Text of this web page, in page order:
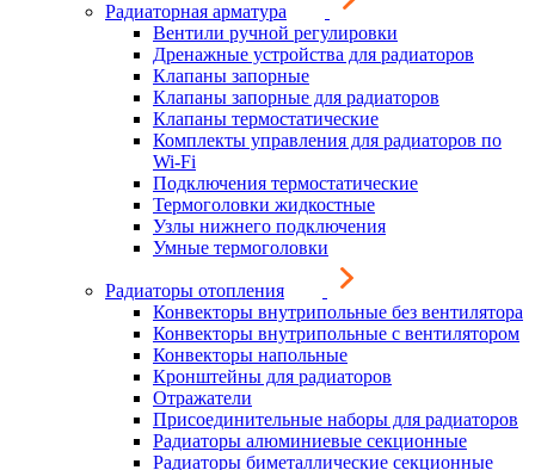
Радиаторная арматура
Вентили ручной регулировки
Дренажные устройства для радиаторов
Клапаны запорные
Клапаны запорные для радиаторов
Клапаны термостатические
Комплекты управления для радиаторов по
Wi-Fi
Подключения термостатические
Термоголовки жидкостные
Узлы нижнего подключения
Умные термоголовки
Радиаторы отопления
Конвекторы внутрипольные без вентилятора
Конвекторы внутрипольные с вентилятором
Конвекторы напольные
Кронштейны для радиаторов
Отражатели
Присоединительные наборы для радиаторов
Радиаторы алюминиевые секционные
Радиаторы биметаллические секционные